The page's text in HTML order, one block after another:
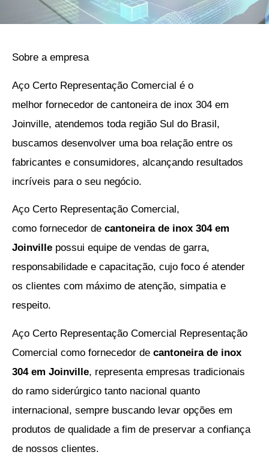
Sobre a empresa
Aço Certo Representação Comercial é o
melhor fornecedor de cantoneira de inox 304 em
Joinville, atendemos toda região Sul do Brasil,
buscamos desenvolver uma boa relação entre os
fabricantes e consumidores, alcançando resultados
incríveis para o seu negócio.
Aço Certo Representação Comercial,
como fornecedor de cantoneira de inox 304 em
Joinville possui equipe de vendas de garra,
responsabilidade e capacitação, cujo foco é atender
os clientes com máximo de atenção, simpatia e
respeito.
Aço Certo Representação Comercial Representação
Comercial como fornecedor de cantoneira de inox
304 em Joinville, representa empresas tradicionais
do ramo siderúrgico tanto nacional quanto
internacional, sempre buscando levar opções em
produtos de qualidade a fim de preservar a confiança
de nossos clientes.